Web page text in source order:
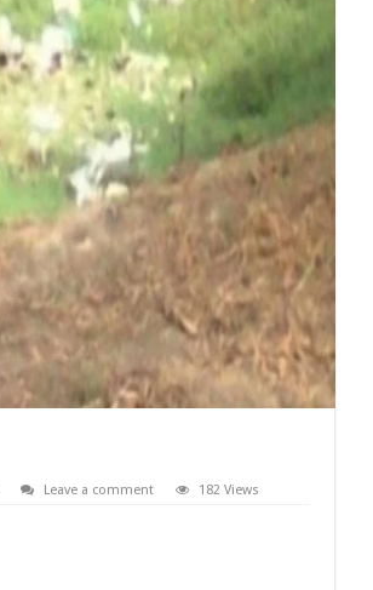
Leave a comment 182 Views